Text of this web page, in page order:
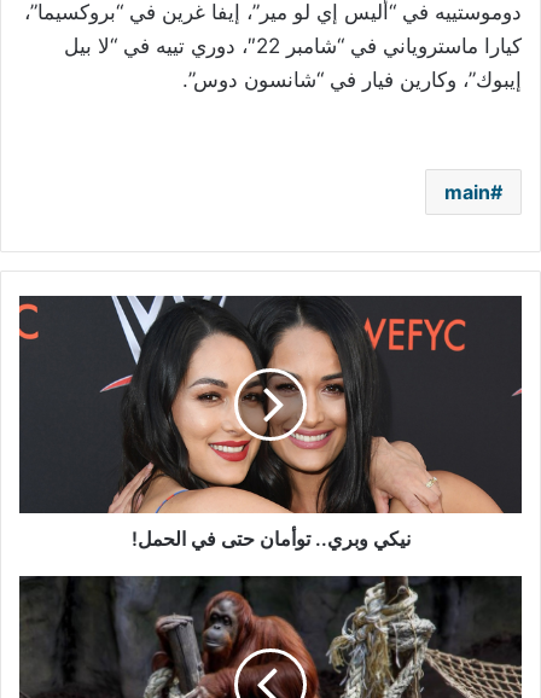
دوموستييه في “أليس إي لو مير”، إيفا غرين في “بروكسيما”،
كيارا ماستروياني في “شامبر 22″، دوري تييه في “لا بيل
إيبوك”، وكارين فيار في “شانسون دوس”.
main
نيكي وبري.. توأمان حتى في الحمل!
مصير
"قِرَدة
السينما"